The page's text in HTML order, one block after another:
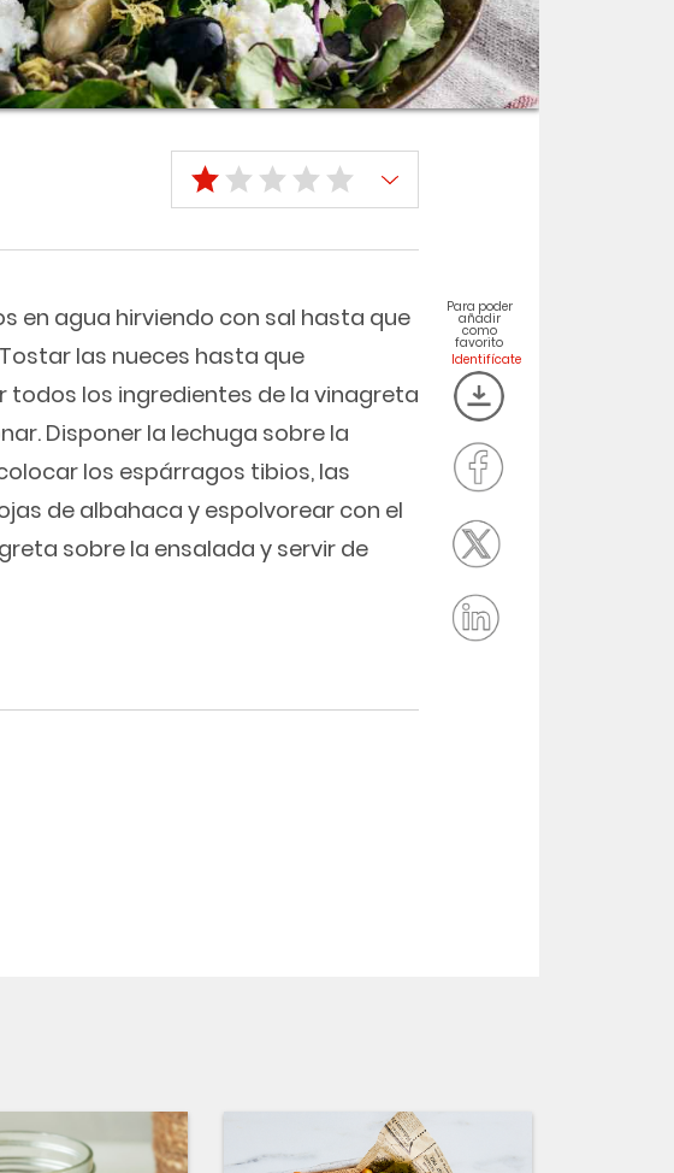
en agua hirviendo con sal hasta que
las nueces hasta que
todos los ingredientes de la vinagreta
Disponer la lechuga sobre la
los espárragos tibios, las
de albahaca y espolvorear con el
sobre la ensalada y servir de
Para poder
añadir
como
favorito